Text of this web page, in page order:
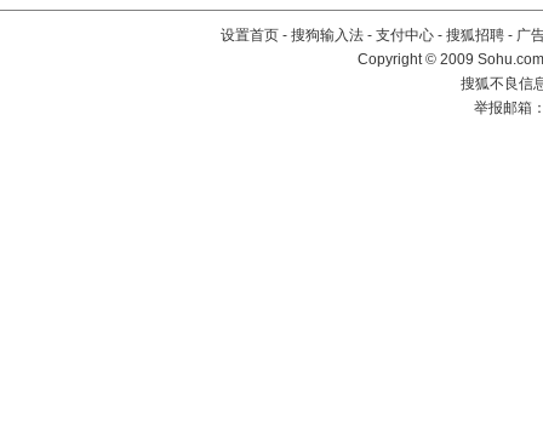
设置首页 - 搜狗输入法 - 支付中心 - 搜狐招聘 - 广
Copyright © 2009
搜狐不良信
举报邮箱